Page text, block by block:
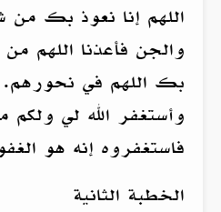
اللهم إنا نعوذ بك من
والجن فأعذنا اللهم
بك اللهم في نحورهم.
وأستغفر الله لي
فاستغفروه إنه هو
الخطبة الثانية